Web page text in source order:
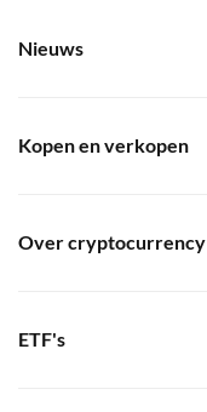
Nieuws
Kopen en verkopen
Over cryptocurrency
ETF's